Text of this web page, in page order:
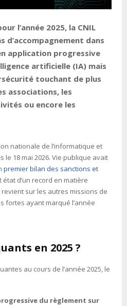
l’année 2025, la CNIL
d’accompagnement dans
application progressive
artificielle (IA) mais
touchant de plus
associations, les
ou encore les
nationale de l’informatique et
le 18 mai 2026. Vie publique avait
premier bilan des sanctions et
d’un record en matière
revient sur les autres missions de
fortes ayant marqué l’année
en 2025 ?
au cours de l’année 2025, le
du règlement sur